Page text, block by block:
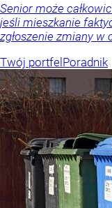
Senior może
jeśli mieszkanie
zgłoszenie zmiany
Twój portfelPoradnik